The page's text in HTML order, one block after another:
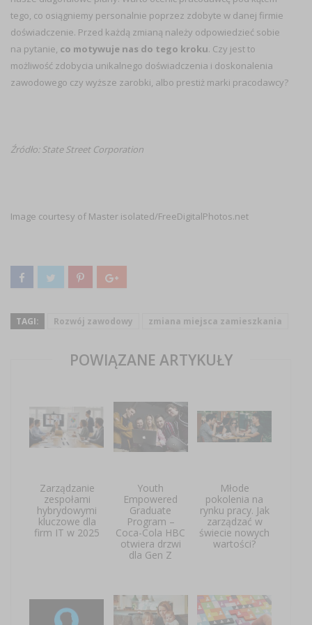
tego, co osiągniemy personalnie poprzez zdobyte w danej firmie
doświadczenie. Przed każdą zmianą należy odpowiedzieć sobie
na pytanie, co motywuje nas do tego kroku. Czy jest to
możliwość zdobycia unikalnego doświadczenia i doskonalenia
zawodowego czy wyższe zarobki, albo prestiż marki pracodawcy?
Źródło: State Street Corporation
Image courtesy of Master isolated/FreeDigitalPhotos.net
TAGI: Rozwój zawodowy zmiana miejsca zamieszkania
POWIĄZANE ARTYKUŁY
Zarządzanie
zespołami
hybrydowymi
kluczowe dla
firm IT w 2025
Youth
Empowered
Graduate
Program –
Coca-Cola HBC
otwiera drzwi
dla Gen Z
Młode
pokolenia na
rynku pracy. Jak
zarządzać w
świecie nowych
wartości?